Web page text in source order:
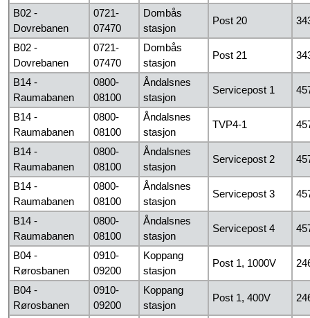
B02 -
Dovrebanen
0721-
07470
Dombås
stasjon
Post 20
B02 -
Dovrebanen
0721-
07470
Dombås
stasjon
Post 21
B14 -
Raumabanen
0800-
08100
Åndalsnes
stasjon
Servicepost 1
B14 -
Raumabanen
0800-
08100
Åndalsnes
stasjon
TVP4-1
B14 -
Raumabanen
0800-
08100
Åndalsnes
stasjon
Servicepost 2
B14 -
Raumabanen
0800-
08100
Åndalsnes
stasjon
Servicepost 3
B14 -
Raumabanen
0800-
08100
Åndalsnes
stasjon
Servicepost 4
B04 -
Rørosbanen
0910-
09200
Koppang
stasjon
Post 1, 1000V
B04 -
Rørosbanen
0910-
09200
Koppang
stasjon
Post 1, 400V